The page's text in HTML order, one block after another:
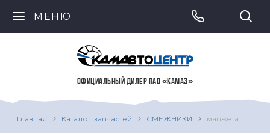
МЕНЮ
ОФИЦИАЛЬНЫЙ ДИЛЕР ПАО «КАМАЗ»
Главная Каталог запчастей СМЕЖНИКИ манжета